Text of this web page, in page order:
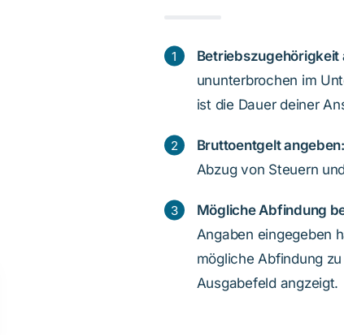
Betriebszugehörigkeit
ununterbrochen im
ist die Dauer deiner
Bruttoentgelt angeben:
Abzug von Steuern
Mögliche Abfindung
Angaben eingegeben
mögliche Abfindung
Ausgabefeld angzeigt.